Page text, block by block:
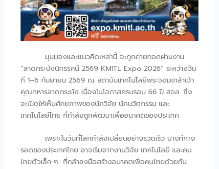
มุมมองและแนวคิดเหล่านี้ จะถูกถ่ายทอดผ่านงาน
“ลาดกระบังนิทรรศน์ 2569 KMITL Expo 2026” ระหว่างวัน
ที่ 1–6 กันยายน 2569 ณ สถาบันเทคโนโลยีพระจอมเกล้าเจ้า
คุณทหารลาดกระบัง เนื่องในโอกาสครบรอบ 66 ปี สจล. ซึ่ง
จะเปิดให้เห็นศักยภาพของนักวิจัย นักนวัตกรรม และ
เทคโนโลยีไทย ที่กำลังถูกพัฒนาเพื่ออนาคตของประเทศ
เพราะในวันที่โลกกำลังเปลี่ยนอย่างรวดเร็ว บางทีทาง
รอดของประเทศไทย อาจเริ่มจากงานวิจัย เทคโนโลยี และคน
ไทยตัวเล็ก ๆ ที่กล้าลงมือสร้างอนาคตเพื่อคนไทยด้วยกัน